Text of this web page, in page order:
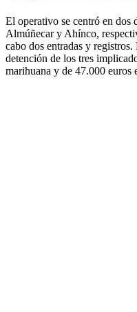
El operativo se centró en dos
Almúñecar y Ahínco,
cabo dos entradas y
detención de los tres
marihuana y de 47.000 euros